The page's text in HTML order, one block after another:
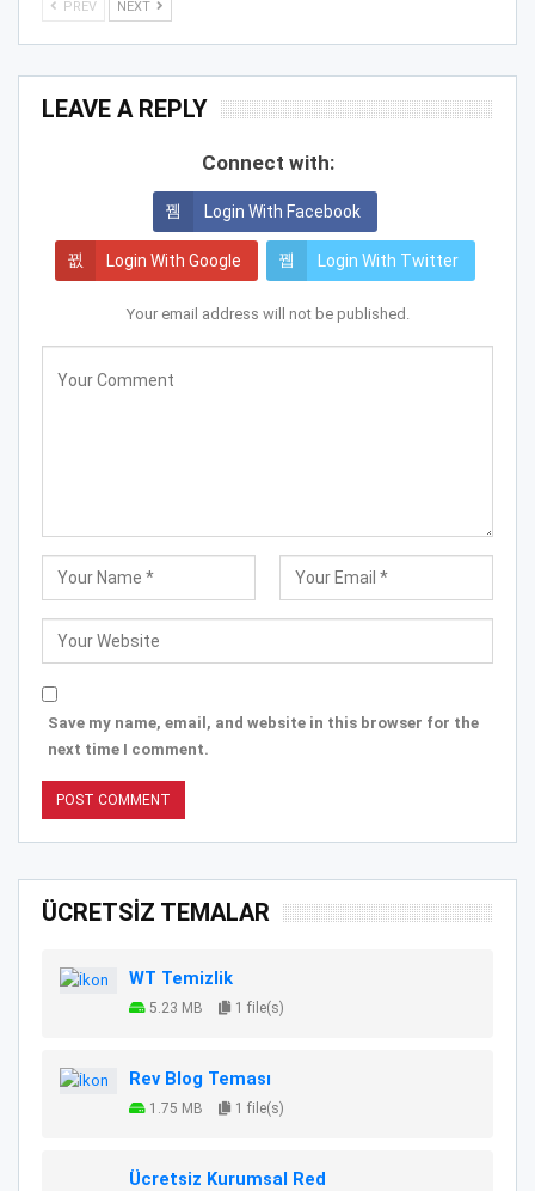
PREV NEXT
LEAVE A REPLY
Connect with:
Login With Facebook
Login With Google Login With Twitter
Your email address will not be published.
Save my name, email, and website in this browser for the
next time I comment.
ÜCRETSİZ TEMALAR
WT Temizlik
5.23 MB 1 file(s)
Rev Blog Teması
1.75 MB 1 file(s)
Ücretsiz Kurumsal Red